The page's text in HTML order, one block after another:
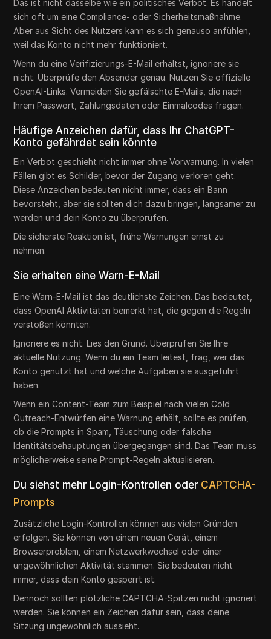
Das ist nicht dasselbe wie ein politisches Verbot. Es handelt
sich oft um eine Compliance- oder Sicherheitsmaßnahme.
Aber aus Sicht des Nutzers kann es sich genauso anfühlen,
weil das Konto nicht mehr funktioniert.
Wenn du eine Verifizierungs-E-Mail erhältst, ignoriere sie
nicht. Überprüfe den Absender genau. Nutzen Sie offizielle
OpenAI-Links. Vermeiden Sie gefälschte E-Mails, die nach
Ihrem Passwort, Zahlungsdaten oder Einmalcodes fragen.
Häufige Anzeichen dafür, dass Ihr ChatGPT-
Konto gefährdet sein könnte
Ein Verbot geschieht nicht immer ohne Vorwarnung. In vielen
Fällen gibt es Schilder, bevor der Zugang verloren geht.
Diese Anzeichen bedeuten nicht immer, dass ein Bann
bevorsteht, aber sie sollten dich dazu bringen, langsamer zu
werden und dein Konto zu überprüfen.
Die sicherste Reaktion ist, frühe Warnungen ernst zu
nehmen.
Sie erhalten eine Warn-E-Mail
Eine Warn-E-Mail ist das deutlichste Zeichen. Das bedeutet,
dass OpenAI Aktivitäten bemerkt hat, die gegen die Regeln
verstoßen könnten.
Ignoriere es nicht. Lies den Grund. Überprüfen Sie Ihre
aktuelle Nutzung. Wenn du ein Team leitest, frag, wer das
Konto genutzt hat und welche Aufgaben sie ausgeführt
haben.
Wenn ein Content-Team zum Beispiel nach vielen Cold
Outreach-Entwürfen eine Warnung erhält, sollte es prüfen,
ob die Prompts in Spam, Täuschung oder falsche
Identitätsbehauptungen übergegangen sind. Das Team muss
möglicherweise seine Prompt-Regeln aktualisieren.
Du siehst mehr Login-Kontrollen oder CAPTCHA-
Prompts
Zusätzliche Login-Kontrollen können aus vielen Gründen
erfolgen. Sie können von einem neuen Gerät, einem
Browserproblem, einem Netzwerkwechsel oder einer
ungewöhnlichen Aktivität stammen. Sie bedeuten nicht
immer, dass dein Konto gesperrt ist.
Dennoch sollten plötzliche CAPTCHA-Spitzen nicht ignoriert
werden. Sie können ein Zeichen dafür sein, dass deine
Sitzung ungewöhnlich aussieht.